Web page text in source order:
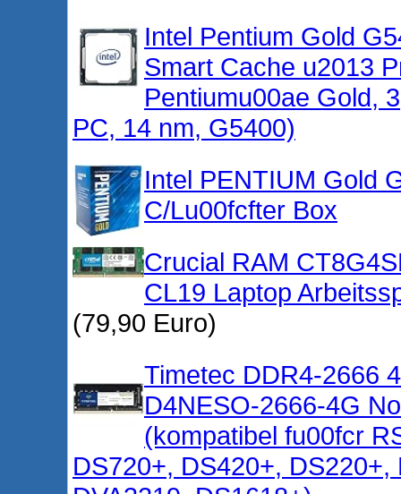
Intel Pentium Gold
Smart Cache u2013
Pentiumu00ae Gold,
PC, 14 nm, G5400)
Intel PENTIUM Gold
C/Lu00fcfter Box
Crucial RAM
CL19 Laptop
(79,90 Euro)
Timetec DDR4-2666
D4NESO-2666-4G
(kompatibel fu00fcr
DS720+, DS420+,